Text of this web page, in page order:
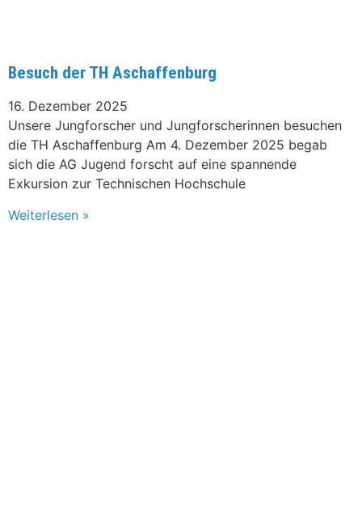
Besuch der TH Aschaffenburg
16. Dezember 2025
Unsere Jungforscher und Jungforscherinnen besuchen
die TH Aschaffenburg Am 4. Dezember 2025 begab
sich die AG Jugend forscht auf eine spannende
Exkursion zur Technischen Hochschule
Weiterlesen »